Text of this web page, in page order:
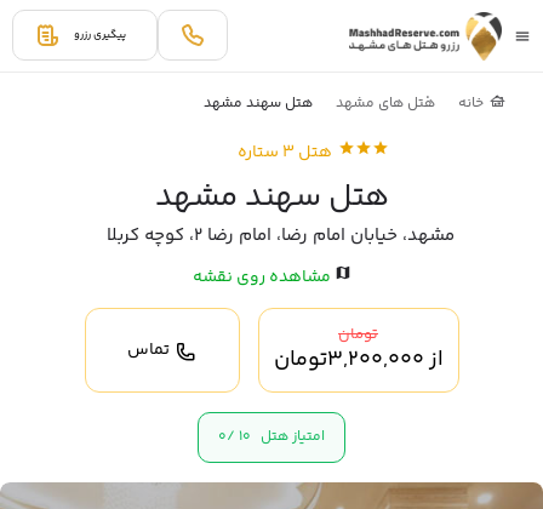
پیگیری رزرو
خانه هتل های مشهد هتل سهند مشهد
هتل 3 ستاره
هتل سهند مشهد
مشهد، خیابان امام رضا، امام رضا 2، کوچه کربلا
مشاهده روی نقشه
تومان
از3,200,000تومان تماس
امتیاز هتل 10 /
0